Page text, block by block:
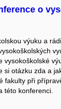
o
výuku a
vysokoškolské
si otázku zda a
fakulty při
této konferenci.